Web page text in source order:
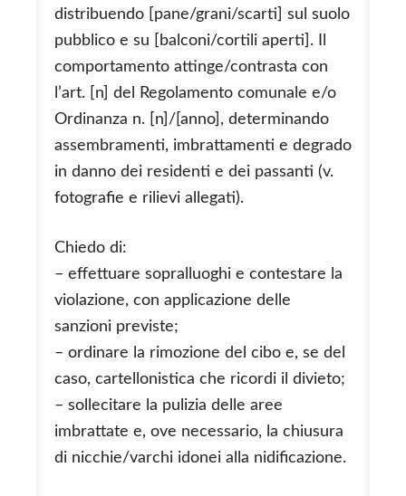
distribuendo [pane/grani/scarti] sul suolo
pubblico e su [balconi/cortili aperti]. Il
comportamento attinge/contrasta con
l’art. [n] del Regolamento comunale e/o
Ordinanza n. [n]/[anno], determinando
assembramenti, imbrattamenti e degrado
in danno dei residenti e dei passanti (v.
fotografie e rilievi allegati).
Chiedo di:
– effettuare sopralluoghi e contestare la
violazione, con applicazione delle
sanzioni previste;
– ordinare la rimozione del cibo e, se del
caso, cartellonistica che ricordi il divieto;
– sollecitare la pulizia delle aree
imbrattate e, ove necessario, la chiusura
di nicchie/varchi idonei alla nidificazione.